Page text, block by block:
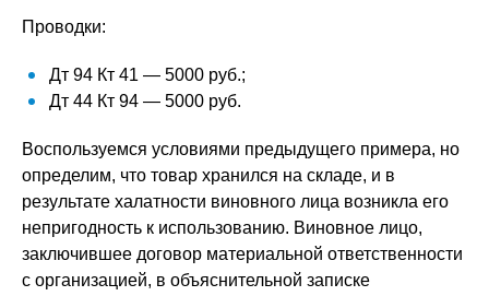
Проводки:
Дт 94 Кт 41 — 5000 руб.;
Дт 44 Кт 94 — 5000 руб.
Воспользуемся условиями предыдущего примера, но
определим, что товар хранился на складе, и в
результате халатности виновного лица возникла его
непригодность к использованию. Виновное лицо,
заключившее договор материальной ответственности
с организацией, в объяснительной записке